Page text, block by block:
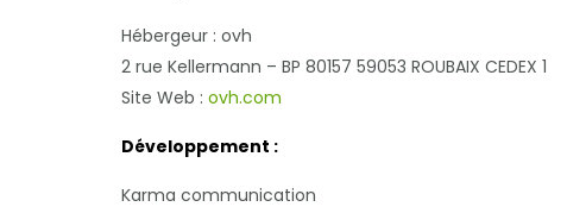
Hébergeur : ovh
2 rue Kellermann – BP 80157 59053 ROUBAIX CEDEX 1
Site Web : ovh.com
Développement :
Karma communication